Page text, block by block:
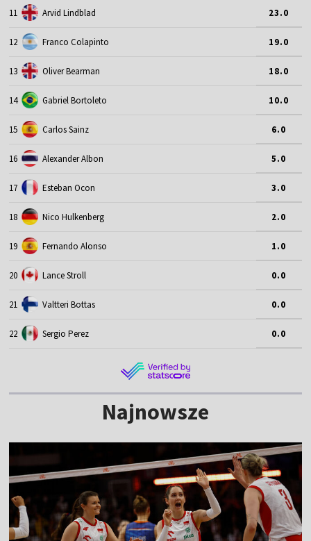
11 Arvid Lindblad 23.0
12 Franco Colapinto 19.0
13 Oliver Bearman 18.0
14 Gabriel Bortoleto 10.0
15 Carlos Sainz 6.0
16 Alexander Albon 5.0
17 Esteban Ocon 3.0
18 Nico Hulkenberg 2.0
19 Fernando Alonso 1.0
20 Lance Stroll 0.0
21 Valtteri Bottas 0.0
22 Sergio Perez 0.0
Najnowsze